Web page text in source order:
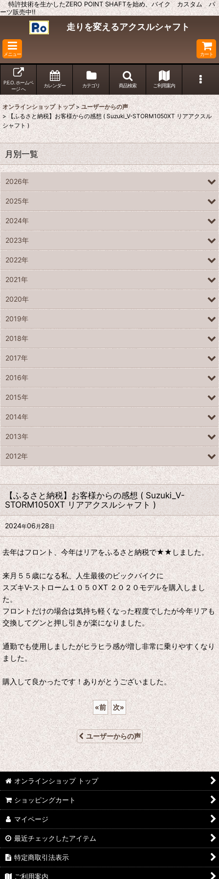
特許技術を生かしたZERO POINT SHAFTを始め、バイク カスタム パ
ーツ販売中!!
走りを変えるアクスルシャフト
メニュー カート
P.E.O. ホームペ
ージ へ
カレンダー カテゴリ 商品検索 ご利用案内
オンラインショップ トップ > ユーザーからの声
> 【ふるさと納税】お客様からの感想 ( Suzuki_V-STORM1050XT リアアクスル
シャフト )
【ふるさと納税】お客様からの感想 ( Suzuki_V-
STORM1050XT リアアクスルシャフト )
2024年06月28日
去年はフロント、今年はリアをふるさと納税で★★しました。
来月５５歳になる私、人生最後のビックバイクに
スズキV-ストローム１０５０XT ２０２０モデルを購入しまし
た。
フロントだけの場合は気持ち軽くなった程度でしたが今年リアも
交換してグンと押し引きが楽になりました。
通勤でも使用しましたがヒラヒラ感が増し非常に乗りやすくなり
ました。
購入して良かったです！ありがとうございました。
«前 次»
ユーザーからの声
月別一覧
2026年
2025年
2024年
2023年
2022年
2021年
2020年
2019年
2018年
2017年
2016年
2015年
2014年
2013年
2012年
オンラインショップ トップ
ショッピングカート
マイページ
最近チェックしたアイテム
特定商取引法表示
ご利用案内